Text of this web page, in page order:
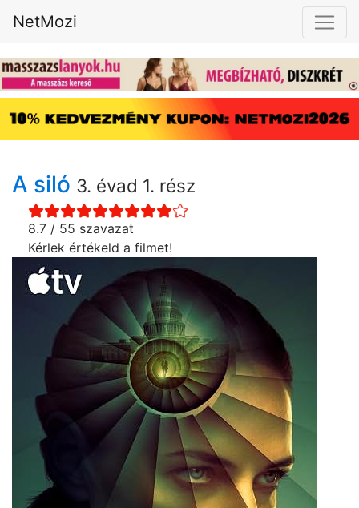
NetMozi
A siló 3. évad 1. rész
8.7 / 55 szavazat
Kérlek értékeld a filmet!